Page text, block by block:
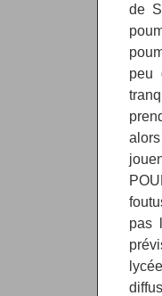
de
peu
pas